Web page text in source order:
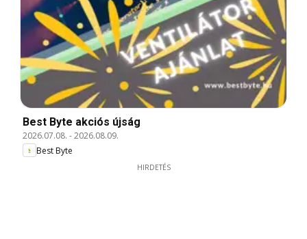
Best Byte akciós újság
2026.07.08. -2026.08.09.
Best Byte
HIRDETÉS